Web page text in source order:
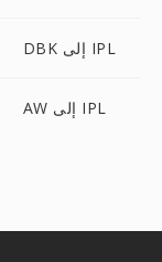
DBK إلى IPL
AW إلى IPL